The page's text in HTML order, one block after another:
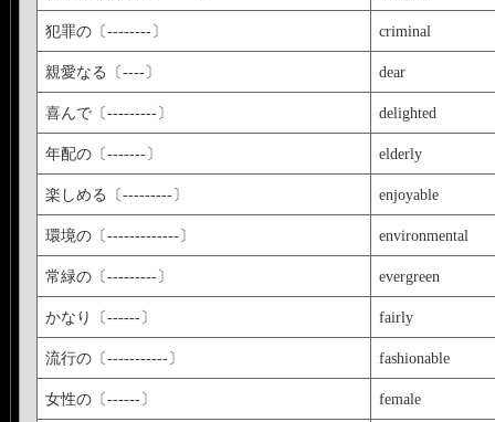
犯罪の〔--------〕 criminal
親愛なる〔----〕 dear
喜んで〔---------〕 delighted
年配の〔-------〕 elderly
楽しめる〔---------〕 enjoyable
環境の〔-------------〕 environmental
常緑の〔---------〕 evergreen
かなり〔------〕 fairly
流行の〔-----------〕 fashionable
女性の〔------〕 female